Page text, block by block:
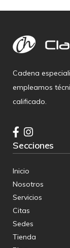
Cadena
empleamos
calificado.
Secciones
Inicio
Nosotros
Servicios
Citas
Sedes
Tienda